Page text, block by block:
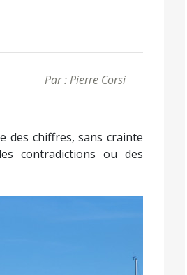
Par : Pierre Corsi
des chiffres, sans crainte
contradictions ou des